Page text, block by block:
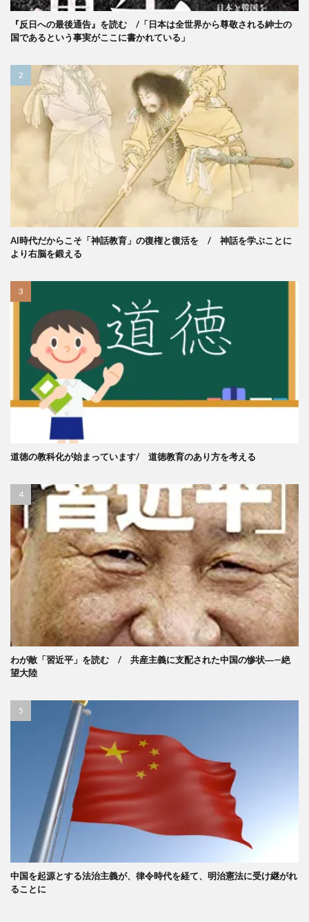
『反日への最後通告』を読む /「日本は全世界から尊敬される紳士の
国であるという事実がここに書かれている」
AI時代だからこそ「神話教育」の復権と復活を / 神話を学ぶことに
より右脳を鍛える
道徳の教科化が始まっています/ 道徳教育のあり方を考える
わが敵「習近平」を読む / 共産主義に支配された中国の惨状―—絶
望大陸
中国を起源とする法治主義が、律令時代を経て、明治憲法に受け継がれ
ることに